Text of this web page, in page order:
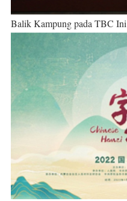
Balik Kampung pada TBC Ini